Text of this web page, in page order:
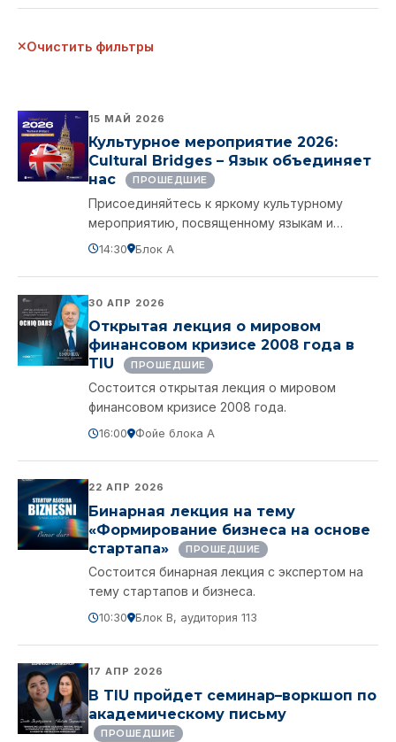
Очистить фильтры
Культурное мероприятие 2026:
Cultural Bridges – Язык объединяет
нас
ПРОШЕДШИЕ
15 МАЙ 2026
Присоединяйтесь к яркому культурному
мероприятию, посвященному языкам и
традициям.
14:30 Блок A
Открытая лекция о мировом
финансовом кризисе 2008 года в
TIU
ПРОШЕДШИЕ
30 АПР 2026
Состоится открытая лекция о мировом
финансовом кризисе 2008 года.
16:00 Фойе блока A
Бинарная лекция на тему
«Формирование бизнеса на основе
стартапа»
ПРОШЕДШИЕ
22 АПР 2026
Состоится бинарная лекция с экспертом на
тему стартапов и бизнеса.
10:30 Блок B, аудитория 113
В TIU пройдет семинар–воркшоп по
академическому письму
ПРОШЕДШИЕ
17 АПР 2026